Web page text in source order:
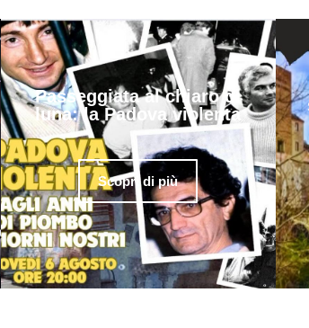
Passeggiata al chiaro di
luna: la Padova violenta
Scopri di più